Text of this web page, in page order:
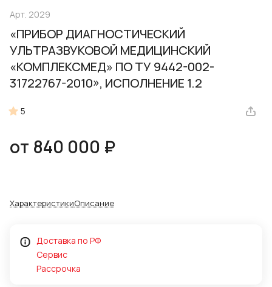
Арт. 2029
«ПРИБОР ДИАГНОСТИЧЕСКИЙ
УЛЬТРАЗВУКОВОЙ МЕДИЦИНСКИЙ
«КОМПЛЕКСМЕД» ПО ТУ 9442-002-
31722767-2010», ИСПОЛНЕНИЕ 1.2
5
от 840 000 ₽
ХарактеристикиОписание
Доставка по РФ
Сервис
Рассрочка